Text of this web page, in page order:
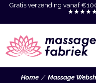
Gratis verzending vanaf
★★★★★
Home Massage